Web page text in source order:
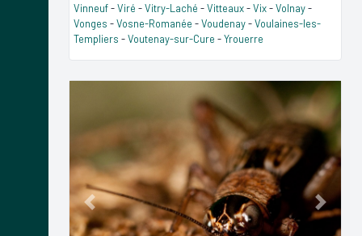
Vinneuf-Viré -Vitry-Laché -Vitteaux-Vix-Volnay-
Vonges -Vosne-Romanée -Voudenay-Voulaines-les-
Templiers -Voutenay-sur-Cure -Yrouerre
Previous Next